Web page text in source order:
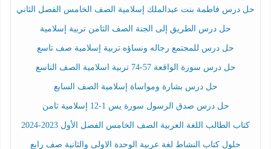
حل درس فاطمة بنت عبدالملك إسلامية الصف الخامس الفصل الثاني
حل درس الطريق إلى الجنة الصف الثامن تربية إسلامية
حل درس للمجتمع رجاله ونساؤه تربية إسلامية صف تاسع
حل درس سورة الواقعة 57-74 تربية اسلامية الصف التاسع
حل درس بشارة ومواساة إسلامية الصف السابع
حل درس صدق الرسول سورة يس 1-12 إسلامية ثامن
كتاب الطالب اللغة العربية الصف الخامس الفصل الأول 2023-2024
حلول كتاب النشاط لغة عربية الوحدة الاولى والثانية صف رابع